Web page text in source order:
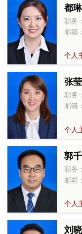
都
职务
邮箱
个人
张
职务
邮箱
个人
郭
职务
邮箱
个人
刘